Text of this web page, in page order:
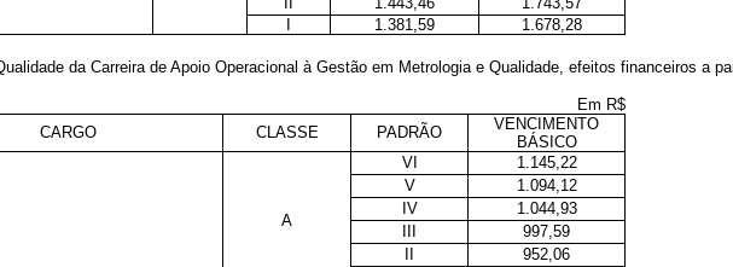
1.381,59 1.678,28
da Carreira de Apoio Operacional à Gestão em Metrologia e Qualidade, efeitos financeiros a
Em R$
CARGO
CLASSE PADRÃO
VENCIMENTO
BÁSICO
A
VI
1.145,22
V
1.094,12
IV
1.044,93
997,59
952,06